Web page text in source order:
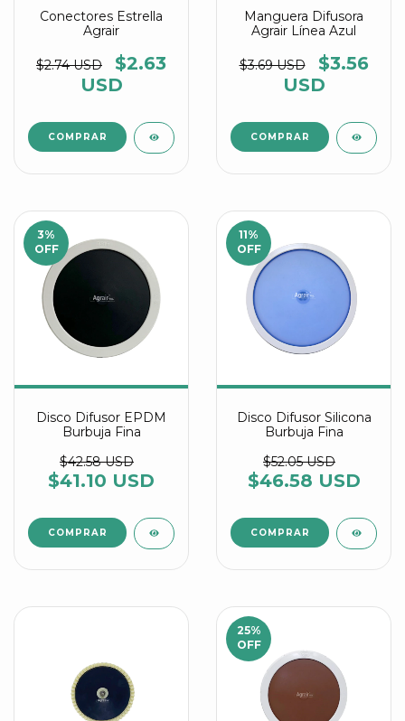
Conectores Estrella
Agrair
$2.74 USD
$2.63
USD
Manguera Difusora
Agrair Línea Azul
$3.69 USD
$3.56
USD
COMPRAR
3%
OFF
Disco Difusor EPDM
Burbuja Fina
$42.58 USD
$41.10 USD
COMPRAR
11%
OFF
Disco Difusor Silicona
Burbuja Fina
$52.05 USD
$46.58 USD
COMPRAR
25%
OFF